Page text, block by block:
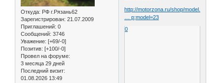
Откуда: РФ г.Рязань62
Зарегистрирован: 21.07.2009
Приглашений: 0
Сообщений: 3746
Уважение: [+69/-0]
Позитив: [+100/-0]
Провел на форуме:
3 месяца 29 дней
Последний визит:
01.08.2026 13:49
http://motorzona.ru/shop/model.audi/par
… p;model=23
0